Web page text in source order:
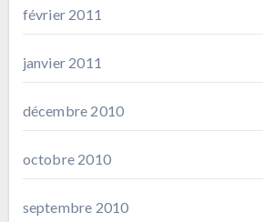
février 2011
janvier 2011
décembre 2010
octobre 2010
septembre 2010